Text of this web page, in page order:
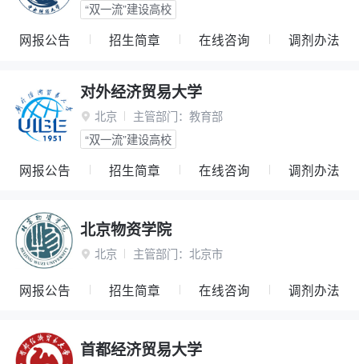
“双一流”建设高校
网报公告 招生简章 在线咨询 调剂办法
对外经济贸易大学
 北京 主管部门： 教育部
“双一流”建设高校
网报公告 招生简章 在线咨询 调剂办法
北京物资学院
 北京 主管部门： 北京市
网报公告 招生简章 在线咨询 调剂办法
首都经济贸易大学